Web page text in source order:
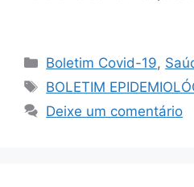
Boletim Covid-19,
BOLETIM
Deixe um comentário